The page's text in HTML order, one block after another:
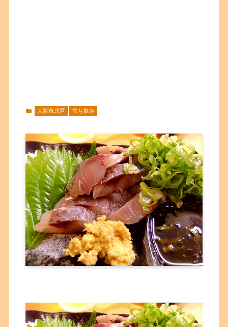
大阪市北区 立ち飲み